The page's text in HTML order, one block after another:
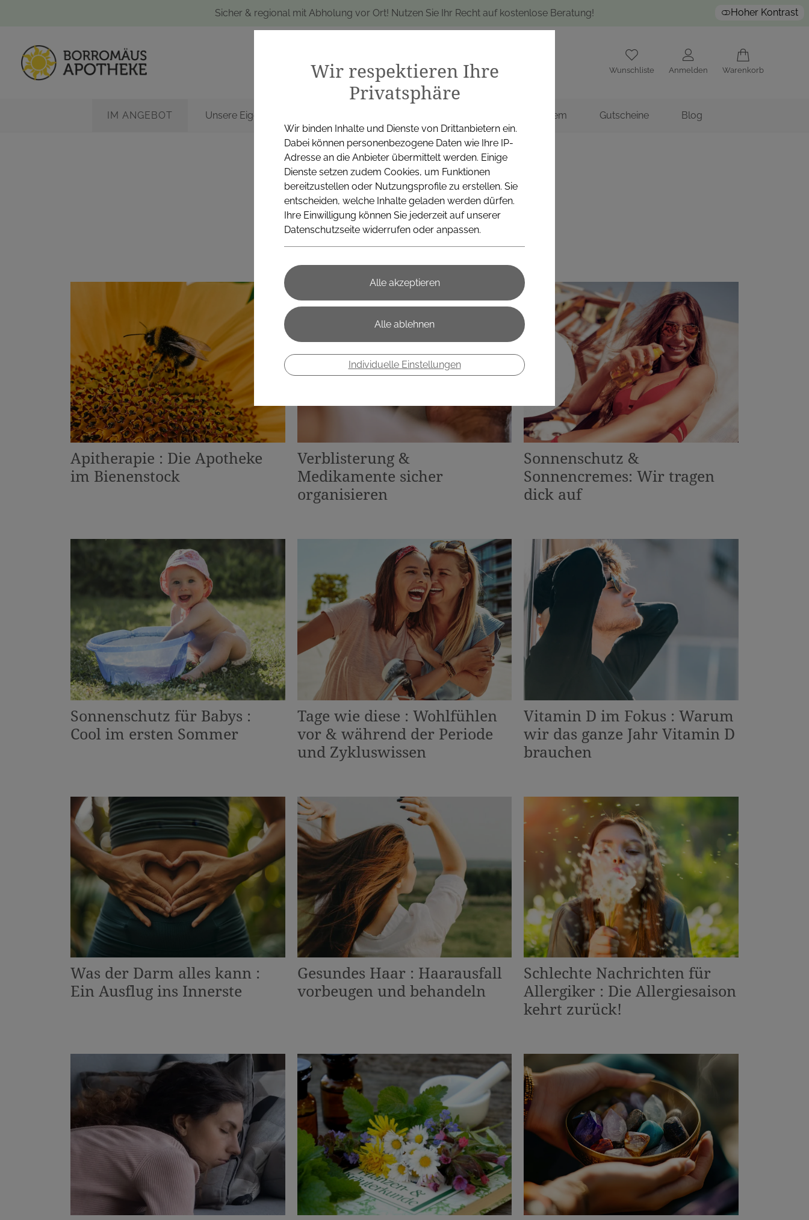
Sicher & regional mit Abholung vor Ort! Nutzen Sie Ihr Recht auf kostenlose Beratung! Hoher Kontrast
Wunschliste Anmelden Warenkorb
IM ANGEBOT Unsere Eigenprodukte Institem Gutscheine Blog
Unser Blog
Apitherapie : Die Apotheke
im Bienenstock
Verblisterung &
Medikamente sicher
organisieren
Sonnenschutz &
Sonnencremes: Wir tragen
dick auf
Sonnenschutz für Babys :
Cool im ersten Sommer
Tage wie diese : Wohlfühlen
vor & während der Periode
und Zykluswissen
Vitamin D im Fokus : Warum
wir das ganze Jahr Vitamin D
brauchen
Was der Darm alles kann :
Ein Ausflug ins Innerste
Gesundes Haar : Haarausfall
vorbeugen und behandeln
Schlechte Nachrichten für
Allergiker : Die Allergiesaison
kehrt zurück!
Wir respektieren Ihre
Privatsphäre
Wir binden Inhalte und Dienste von Drittanbietern ein.
Dabei können personenbezogene Daten wie Ihre IP-
Adresse an die Anbieter übermittelt werden. Einige
Dienste setzen zudem Cookies, um Funktionen
bereitzustellen oder Nutzungsprofile zu erstellen. Sie
entscheiden, welche Inhalte geladen werden dürfen.
Ihre Einwilligung können Sie jederzeit auf unserer
Datenschutzseite widerrufen oder anpassen.
Individuelle Einstellungen